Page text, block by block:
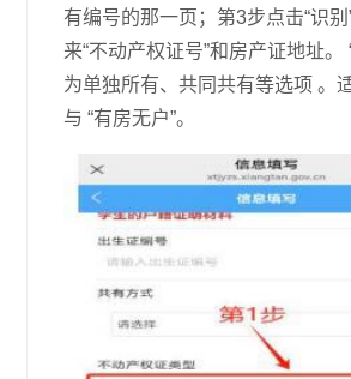
有编号的那一页；第3步点击“识
来“不动产权证号”和房产证地址。
为单独所有、共同共有等选项 。
与 “有房无户”。